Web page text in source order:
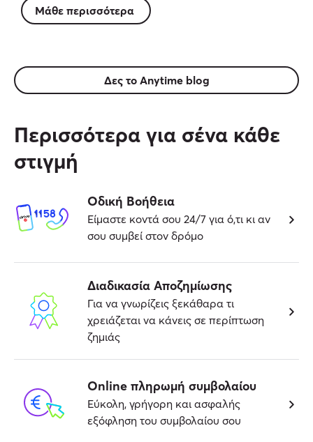
Μάθε περισσότερα
Δες το Anytime blog
Περισσότερα για σένα κάθε
στιγμή
Οδική Βοήθεια
Είμαστε κοντά σου 24/7 για ό,τι κι αν
σου συμβεί στον δρόμο
Διαδικασία Αποζημίωσης
Για να γνωρίζεις ξεκάθαρα τι
χρειάζεται να κάνεις σε περίπτωση
ζημιάς
Online πληρωμή συμβολαίου
Εύκολη, γρήγορη και ασφαλής
εξόφληση του συμβολαίου σου